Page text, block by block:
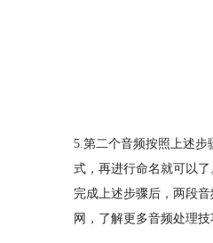
5.第二个音频按照上述步
式，再进行命名就可以了
完成上述步骤后，两段
网，了解更多音频处理技